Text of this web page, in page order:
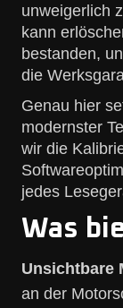
unweigerlich
kann
bestanden,
die
Genau hier
modernster
wir die
jedes
Was
Unsichtbare
an der